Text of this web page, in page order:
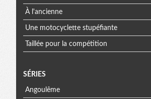
À l'ancienne
Une motocyclette stupéfiante
Taillée pour la compétition
SÉRIES
Angoulême